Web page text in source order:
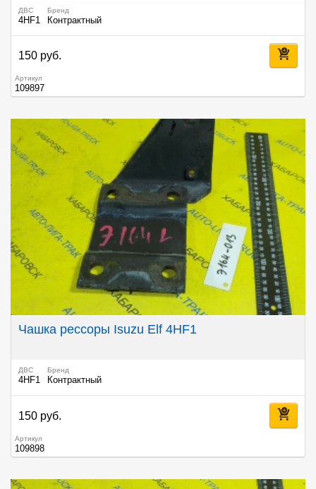
ДВС
4HF1
Бренд
Контрактный
150 руб.
Артикул
109897
Чашка рессоры Isuzu Elf 4HF1
ДВС
4HF1
Бренд
Контрактный
150 руб.
Артикул
109898